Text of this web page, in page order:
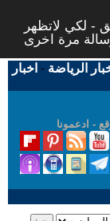
- لكي لاتظهر
الرياضة - اخبار
- ادعمونا